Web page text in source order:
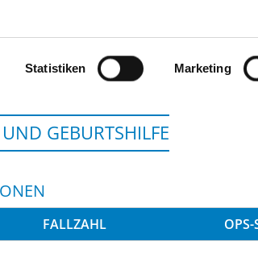
Statistiken Marketing
GEBURTSHILFE
FALLZAHL OPS-